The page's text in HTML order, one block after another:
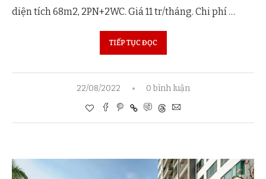
diện tích 68m2, 2PN+2WC. Giá 11 tr/tháng. Chi phí …
TIẾP TỤC ĐỌC
22/08/2022 0 bình luận